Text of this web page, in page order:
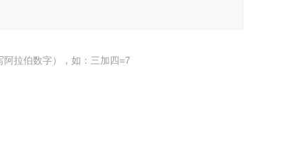
拉伯数字），如：三加四=7